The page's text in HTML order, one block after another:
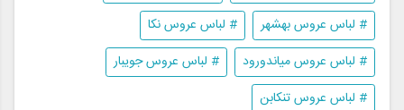
# لباس عروس بهشهر
# لباس عروس نکا
# لباس عروس میاندورود
# لباس عروس جویبار
# لباس عروس تنکابن